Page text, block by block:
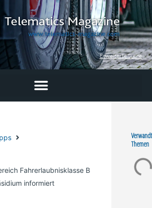
Erweiterte Suche
Fahrerlaubnisklasse B
informiert
Themen